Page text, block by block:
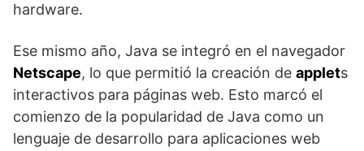
hardware.
Ese mismo año, Java se integró en el navegador
Netscape, lo que permitió la creación de applets
interactivos para páginas web. Esto marcó el
comienzo de la popularidad de Java como un
lenguaje de desarrollo para aplicaciones web